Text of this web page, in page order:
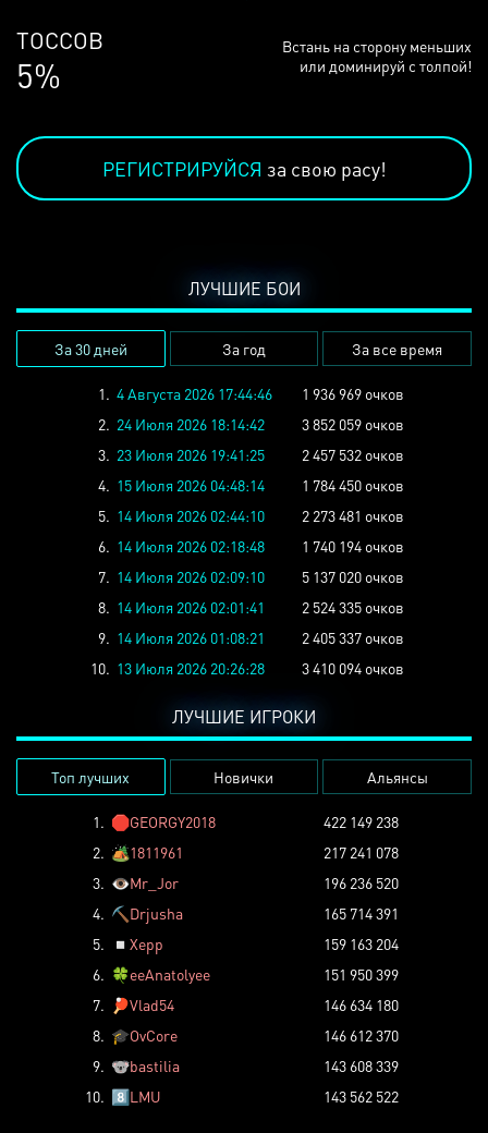
ЛЮДЕЙ
69%
Встань на сторону меньших
или доминируй с толпой!
РЕГИСТРИРУЙСЯ за свою расу!
ЛУЧШИЕ БОИ
За 30 дней За год За все время
1. 4 Августа 2026 17:44:46
1 936 969 очков
2. 24 Июля 2026 18:14:42
3 852 059 очков
3. 23 Июля 2026 19:41:25
2 457 532 очков
4. 15 Июля 2026 04:48:14
1 784 450 очков
5. 14 Июля 2026 02:44:10
2 273 481 очков
6. 14 Июля 2026 02:18:48
1 740 194 очков
7. 14 Июля 2026 02:09:10
5 137 020 очков
8. 14 Июля 2026 02:01:41
2 524 335 очков
9. 14 Июля 2026 01:08:21
2 405 337 очков
10. 13 Июля 2026 20:26:28 3 410 094 очков
ЛУЧШИЕ ИГРОКИ
Топ лучших Новички Альянсы
1. 🛑GEORGY2018
422 149 238
2. 🏕️1811961
217 241 078
3. 👁️Mr_Jor
196 236 520
4. ⛏️ Drjusha
165 714 391
5.
◽ Xepp
159 163 204
6. 🍀eeAnatolyee
151 950 399
7.
🏓Vlad54
146 634 180
8. 🎓OvCore
146 612 370
9. 🐨bastilia
143 608 339
10. 8️⃣LMU 143 562 522